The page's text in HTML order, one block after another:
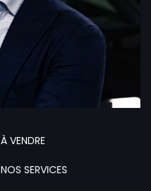
À VENDRE
NOS SERVICES